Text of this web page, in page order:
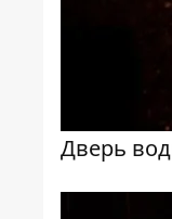
Дверь